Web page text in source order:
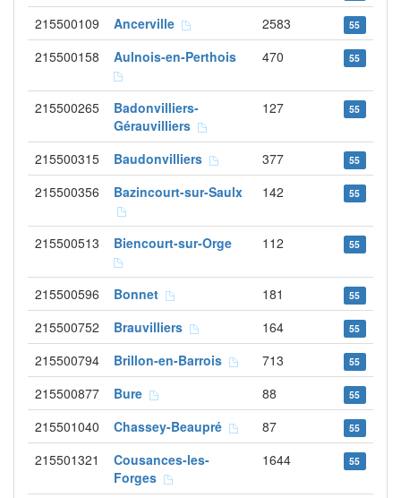
215500109 Ancerville 2583 55
215500158 Aulnois-en-Perthois 470 55
215500265
Badonvilliers-
Gérauvilliers
127 55
215500315 Baudonvilliers 377 55
215500356 Bazincourt-sur-Saulx 142 55
215500513 Biencourt-sur-Orge 112 55
215500596 Bonnet 181 55
215500752 Brauvilliers 164 55
215500794 Brillon-en-Barrois 713 55
215500877 Bure 88 55
215501040 Chassey-Beaupré 87 55
215501321
Cousances-les-
Forges
1644 55